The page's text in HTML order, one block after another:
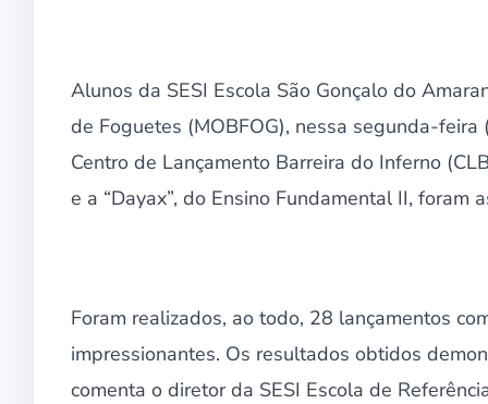
Alunos da SESI Escola São Gonçalo do
de Foguetes (MOBFOG), nessa segunda-
Centro de Lançamento Barreira do Inferno
e a “Dayax”, do Ensino Fundamental II,
Foram realizados, ao todo, 28 lançamentos
impressionantes. Os resultados obtidos
comenta o diretor da SESI Escola de